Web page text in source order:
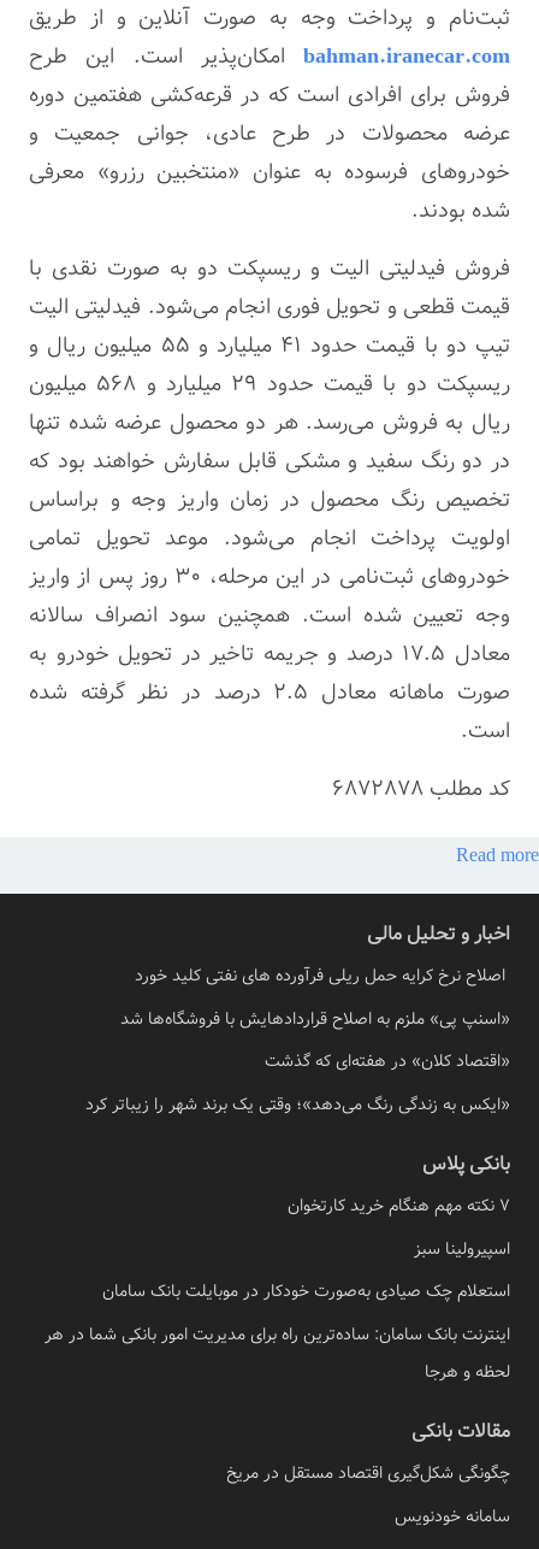
ثبت‌نام و پرداخت وجه به صورت آنلاین و از طریق
bahman.iranecar.com امکان‌پذیر است. این طرح
فروش برای افرادی است که در قرعه‌کشی هفتمین دوره
عرضه محصولات در طرح عادی، جوانی جمعیت و
خودروهای فرسوده به عنوان «منتخبین رزرو» معرفی
شده بودند.
فروش فیدلیتی الیت و ریسپکت دو به صورت نقدی با
قیمت قطعی و تحویل فوری انجام می‌شود. فیدلیتی الیت
تیپ دو با قیمت حدود ۴۱ میلیارد و ۵۵ میلیون ریال و
ریسپکت دو با قیمت حدود ۲۹ میلیارد و ۵۶۸ میلیون
ریال به فروش می‌رسد. هر دو محصول عرضه شده تنها
در دو رنگ سفید و مشکی قابل سفارش خواهند بود که
تخصیص رنگ محصول در زمان واریز وجه و براساس
اولویت پرداخت انجام می‌شود. موعد تحویل تمامی
خودروهای ثبت‌نامی در این مرحله، ۳۰ روز پس از واریز
وجه تعیین شده است. همچنین سود انصراف سالانه
معادل ۱۷.۵ درصد و جریمه تاخیر در تحویل خودرو به
صورت ماهانه معادل ۲.۵ درصد در نظر گرفته شده
است.
کد مطلب 6872878
Read more
اخبار و تحلیل مالی
اصلاح نرخ کرایه حمل ریلی فرآورده های نفتی کلید خورد
«اسنپ پی» ملزم به اصلاح قراردادهایش با فروشگاه‌ها شد
«اقتصاد کلان» در هفته‌ای که گذشت
«ایکس به زندگی رنگ می‌دهد»؛ وقتی یک برند شهر را زیباتر کرد
بانکی پلاس
7 نکته مهم هنگام خرید کارتخوان
اسپیرولینا سبز
استعلام چک صیادی به‌صورت خودکار در موبایلت بانک سامان
اینترنت بانک سامان: ساده‌ترین راه برای مدیریت امور بانکی شما در هر
لحظه و هرجا
مقالات بانکی
چگونگی شکل‌گیری اقتصاد مستقل در مریخ
سامانه خودنویس